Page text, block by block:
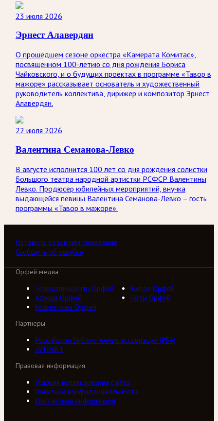
23 июля 2026
Эрнест Алавердян
О прошедшем сезоне оркестра «Камерата Комитас»,
посвященном 100-летию со дня рождения Бориса
Чайковского, и о будущих проектах в программе «Тавор в
мажоре» рассказывает основатель и художественный
руководитель коллектива, дирижер и композитор Эрнест
Алавердян.
22 июля 2026
Валентина Семанова-Левко
В августе исполнится 100 лет со дня рождения солистки
Большого театра народной артистки РСФСР Валентины
Левко. Продюсер юбилейных мероприятий, внучка
выдающейся певицы Валентина Семанова-Левко – гость
программы «Тавор в мажоре».
Оставить отзыв или пожелание
Сообщить об ошибке
Орфей медиа
Телерадиоцентр Орфей
Видео Орфей
Афиша Орфей
Ноты Орфей
Коллективы Орфей
Партнеры
Российская библиотечная ассоциация (РБА)
///ТРАКТ
Правовая информация
Условия использования сайта
Политика конфиденциальности
Контактная информация